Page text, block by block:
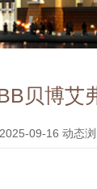
贝博艾
09-16 动态